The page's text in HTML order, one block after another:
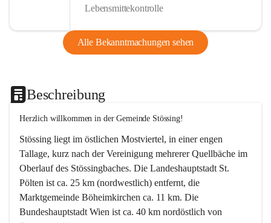
Lebensmittekontrolle
Alle Bekanntmachungen sehen
Beschreibung
Herzlich willkommen in der Gemeinde Stössing!
Stössing liegt im östlichen Mostviertel, in einer engen
Tallage, kurz nach der Vereinigung mehrerer Quellbäche im
Oberlauf des Stössingbaches. Die Landeshauptstadt St.
Pölten ist ca. 25 km (nordwestlich) entfernt, die
Marktgemeinde Böheimkirchen ca. 11 km. Die
Bundeshauptstadt Wien ist ca. 40 km nordöstlich von